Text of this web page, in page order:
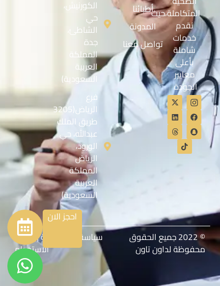
المتكاملة،حيث
نقدم
خدمات
شاملة
بأعلى
معايير
الجودة
أطبائنا
المدونة
تواصل معنا
الكورنيش،
حي
الشاطئ،
جدة
المملكة
العربية
السعودية)
فرع
الرياض(3205
طريق الملك
عبدالله، حي
الورود،
الرياض
المملكة
العربية
السعودية)
© 2022 جميع الحقوق
محفوظة لداون تاون
سياسة الخصوصية|شروط
الاستخدام
احجز الان